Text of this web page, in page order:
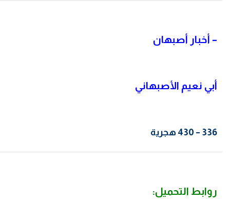
– أخبار أصبهان
أبي نعيم الأصبهاني
336 – 430 هجرية
روابط التحميل: